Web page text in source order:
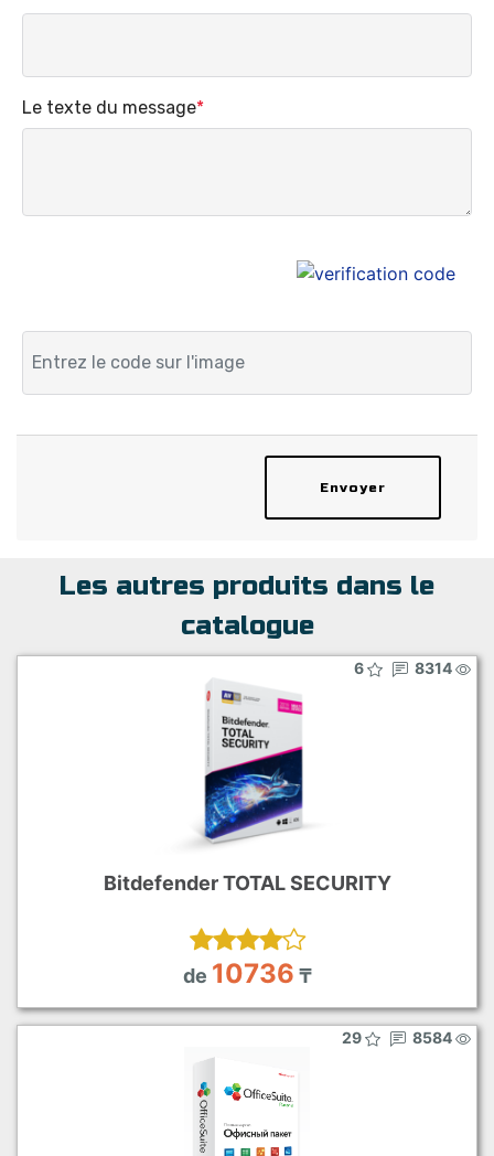
Le texte du message*
Envoyer
Les autres produits dans le
catalogue
6 8314
Bitdefender TOTAL SECURITY
de 10736 ₸
29 8584